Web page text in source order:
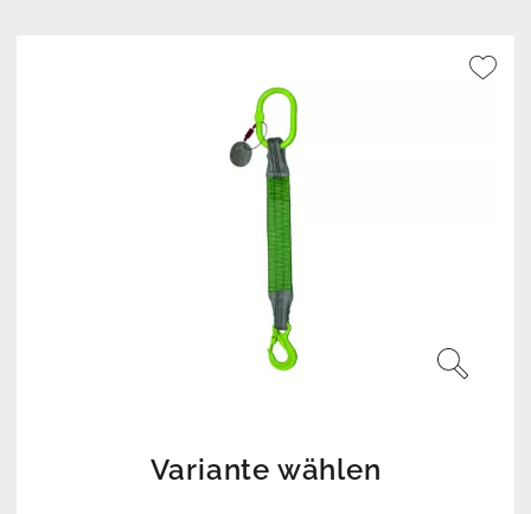
Variante wählen